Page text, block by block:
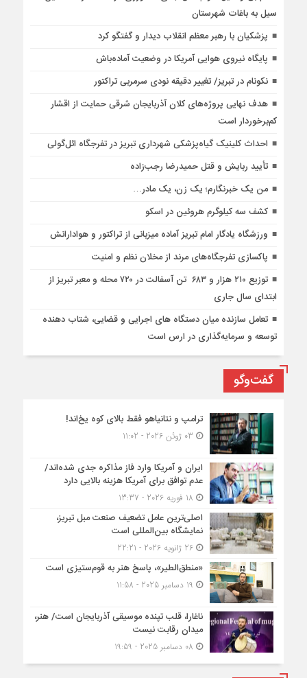
سیل به باغات شهرستان
پزشکیان با رهبر معظم انقلاب دیدار و گفتگو کرد
پایگاه نیروی هوایی آمریکا در وضعیت آماده‌باش
نکونام در تبریز/ تغییر دقیقه نودی سرمربی تراکتور
هدف نهایی پروژه‌های کلان آذربایجان شرقی حمایت از اقشار
کم‌برخوردار است
احداث کلینیک گیاه‌پزشکی شهرداری تبریز در تفرجگاه ائل‌گولی
تأیید ربایش و قتل حمیدرضا رجب‌زاده
من یک خبرنگارم؛ یک زن، یک مادر…
کشف سه کیلوگرم هروئین در اسکو
ورزشگاه یادگار امام تبریز آماده میزبانی از تراکتور و هوادارانش
پاکسازی تفرجگاه‌های مرند از مخلان نظم و امنیت
توزیع ۲۱۰ هزار و ۶۸۳ تن آسفالت در ۷۲۰ محله و معبر تبریز از
ابتدای سال جاری
تعامل سازنده میان دستگاه‌ های اجرایی و قضایی، شتاب‌ دهنده
توسعه و سرمایه‌گذاری در ارس است
گفت‌وگو
ترامپ و نتانیاهو فقط بالای کوه یخ‌اند!
ایران و آمریکا وارد فاز مذاکره جدی شده‌اند/
عدم توافق برای آمریکا هزینه بالایی دارد
اصلی‌ترین عامل تضعیف صنعت مبل تبریز،
نمایشگاه بین‌المللی است
26 ژانویه 2026 - 22:21
«منطق‌الطیر»، پاسخ هنر به قوم‌ستیزی است
ناغارا، قلب تپنده موسیقی آذربایجان است/ هنر،
میدان رقابت نیست